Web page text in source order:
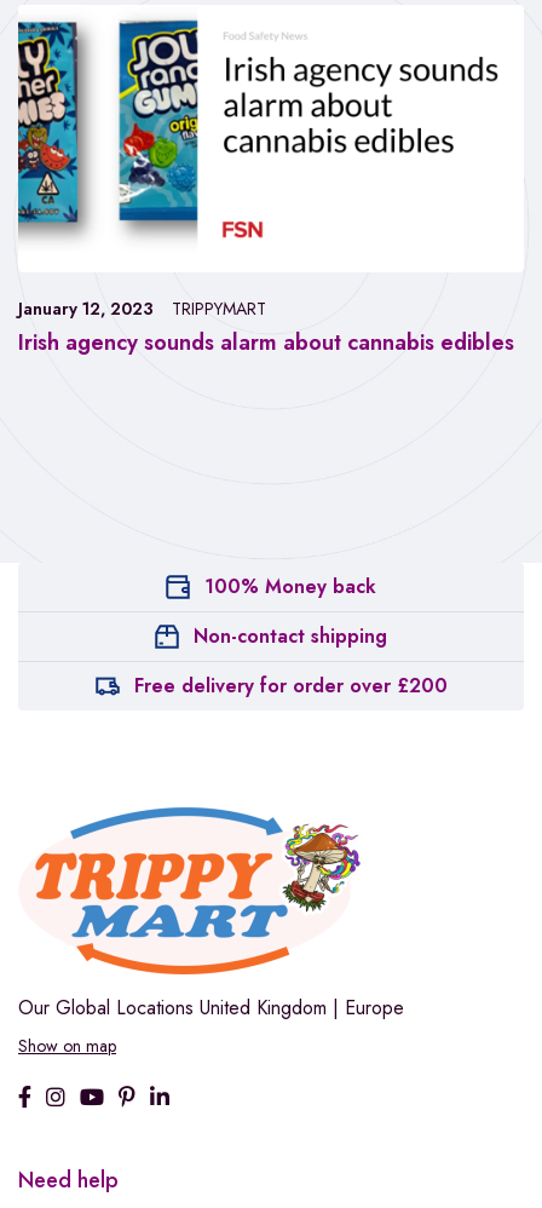
Irish agency sounds alarm about cannabis edibles
January 12, 2023 TRIPPYMART
100% Money back
Non-contact shipping
Free delivery for order over £200
Our Global Locations United Kingdom | Europe
Show on map
Need help